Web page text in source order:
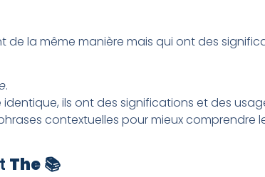
de la même manière mais qui ont des
.
ils ont des significations et des
contextuelles pour mieux comprendre
The📚